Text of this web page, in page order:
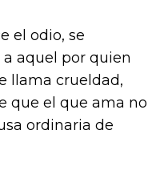
el odio, se
aquel por quien
llama crueldad,
que el que ama no
ordinaria de